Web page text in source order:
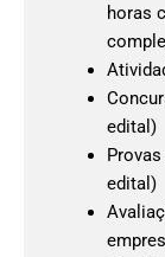
horas
edital)
edital)